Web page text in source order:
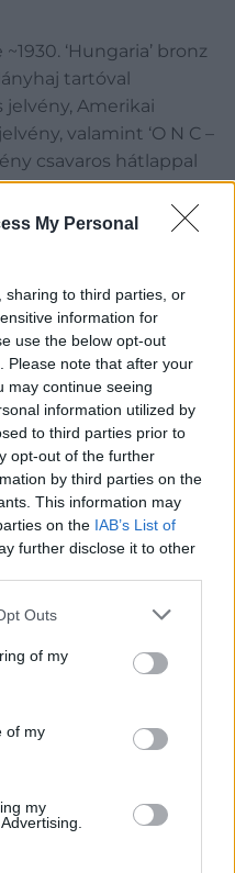
My Personal
sharing to third parties, or
information for
use the below opt-out
Please note that after your
may continue seeing
information utilized by
to third parties prior to
opt-out of the further
by third parties on the
This information may
on the IAB’s List of
further disclose it to other
Outs
of my
of my
my
‘O N C
‘Hungaria’ bronz
tartóval
Amerikai
valamint ‘O N C –
csavaros hátlappal
Darabanth Kft
Krisztián
http://darabanth.com
+ 25% jutalék megfizetése
a tételt nem személyesen
díj megfizetésére is